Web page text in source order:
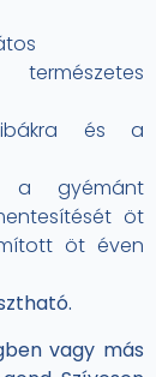
és a
a gyémánt
öt
öt éven
vagy más